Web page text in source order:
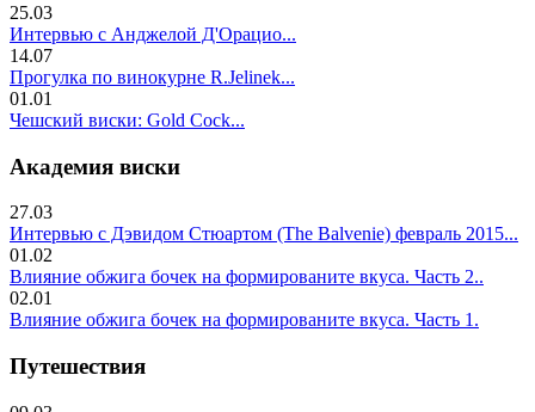
25.03
Интервью с Анджелой Д'Орацио...
14.07
Прогулка по винокурне R.Jelinek...
01.01
Чешский виски: Gold Cock...
Академия виски
27.03
Интервью с Дэвидом Стюартом (The Balvenie) февраль 2015...
01.02
Влияние обжига бочек на формированите вкуса. Часть 2..
02.01
Влияние обжига бочек на формированите вкуса. Часть 1.
Путешествия